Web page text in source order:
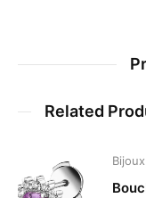
Related
Bijoux